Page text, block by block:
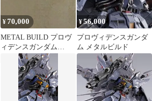
¥70,000
METAL BUILD プロヴ
ィデンスガンダム
CLIMAX BATTLE
¥56,000
プロヴィデンスガンダ
ム メタルビルド